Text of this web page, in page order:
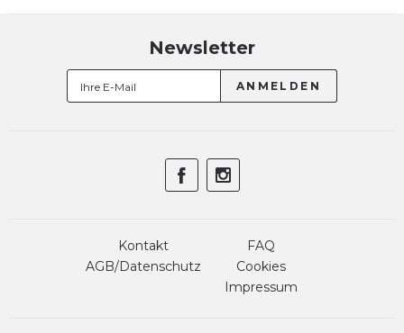
Newsletter
Kontakt
AGB/Datenschutz
FAQ
Cookies
Impressum